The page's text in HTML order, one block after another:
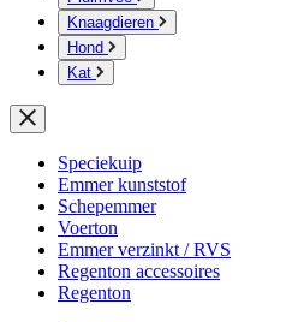
Knaagdieren
Hond
Kat
Speciekuip
Emmer kunststof
Schepemmer
Voerton
Emmer verzinkt / RVS
Regenton accessoires
Regenton